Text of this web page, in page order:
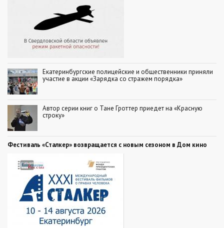
Екатеринбургские полицейские и общественники приняли
участие в акции «Зарядка со стражем порядка»
Автор серии книг о Тане Гроттер приедет на «Красную
строку»
Фестиваль «Сталкер» возвращается с новым сезоном в Дом кино